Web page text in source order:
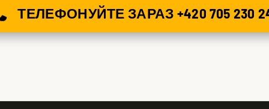
ТЕЛЕФОНУЙТЕ ЗАРАЗ +420 705 230